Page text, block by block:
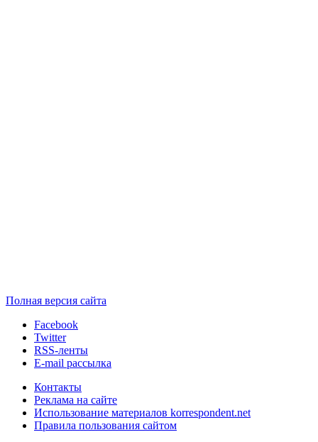
Полная версия сайта
Facebook
Twitter
RSS-ленты
E-mail рассылка
Контакты
Реклама на сайте
Использование материалов korrespondent.net
Правила пользования сайтом